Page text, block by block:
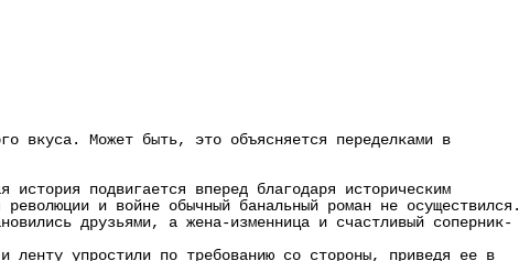
вкуса. Может быть, это объясняется переделками в
подвигается вперед благодаря историческим
и войне обычный банальный роман не осуществился.
друзьями, а жена-изменница и счастливый соперник-
упростили по требованию со стороны, приведя ее в